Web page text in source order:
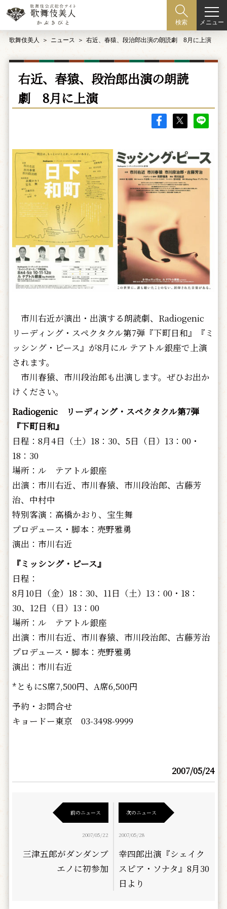
検索 メニュー
歌舞伎美人 ニュース 右近、春猿、段治郎出演の朗読劇 8月に上演
右近、春猿、段治郎出演の朗読
劇 8月に上演
市川右近が演出・出演する朗読劇、Radiogenic
リーディング・スペクタクル第7弾『下町日和』『ミ
ッシング・ピース』が8月にル テアトル銀座で上演
されます。
市川春猿、市川段治郎も出演します。ぜひお出か
けください。
Radiogenic リーディング・スペクタクル第7弾
『下町日和』
日程：8月4日（土）18：30、5日（日）13：00・
18：30
場所：ル テアトル銀座
出演：市川右近、市川春猿、市川段治郎、古藤芳
治、中村中
特別客演：高橋かおり、宝生舞
プロデュース・脚本：売野雅勇
演出：市川右近
『ミッシング・ピース』
日程：
8月10日（金）18：30、11日（土）13：00・18：
30、12日（日）13：00
場所：ル テアトル銀座
出演：市川右近、市川春猿、市川段治郎、古藤芳治
プロデュース・脚本：売野雅勇
演出：市川右近
*ともにS席7,500円、A席6,500円
予約・お問合せ
キョードー東京 03-3498-9999
2007/05/24
前のニュース
2007/05/22
三津五郎がダンダンブ
エノに初参加
次のニュース
2007/05/28
幸四郎出演『シェイク
スピア・ソナタ』8月30
日より